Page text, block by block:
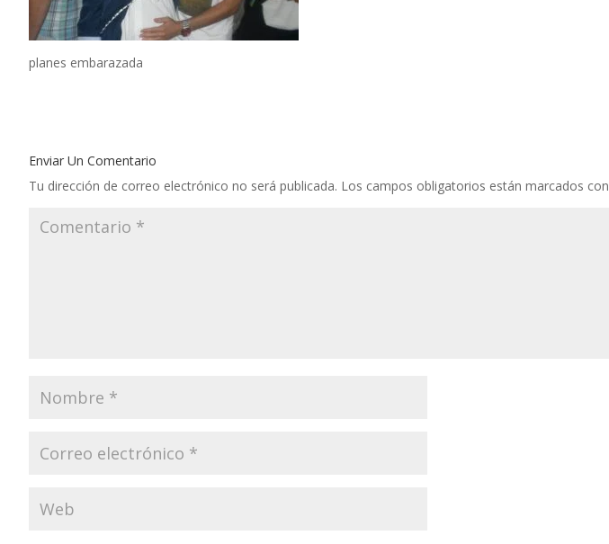
planes embarazada
Enviar Un Comentario
Tu dirección de correo electrónico no será publicada. Los campos obligatorios están marcados con